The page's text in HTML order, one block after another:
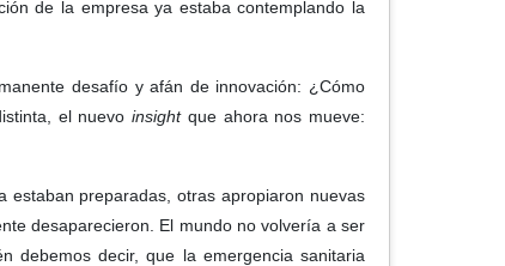
de la empresa ya estaba contemplando la
desafío y afán de innovación: ¿Cómo
el nuevoinsight que ahora nos mueve:
estaban preparadas, otras apropiaron nuevas
desaparecieron. El mundo no volvería a ser
debemos decir, que la emergencia sanitaria